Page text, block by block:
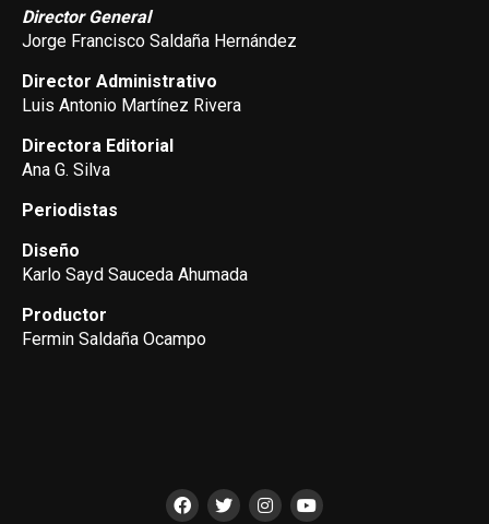
Director General
Jorge Francisco Saldaña Hernández
Director Administrativo
Luis Antonio Martínez Rivera
Directora Editorial
Ana G. Silva
Periodistas
Diseño
Karlo Sayd Sauceda Ahumada
Productor
Fermin Saldaña Ocampo